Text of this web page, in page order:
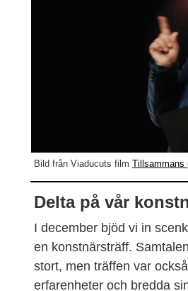
Bild från Viaducuts film Tillsammans
Delta på vår
I december bjöd vi in
en konstnärsträff.
stort, men träffen var
erfarenheter och bredda